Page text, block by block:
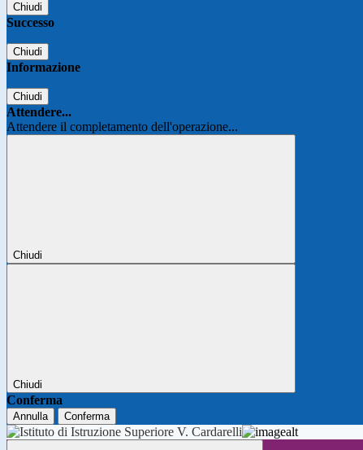
Chiudi
Successo
Chiudi
Informazione
Chiudi
Attendere...
Attendere il completamento dell'operazione...
Chiudi
Chiudi
Conferma
Annulla Conferma